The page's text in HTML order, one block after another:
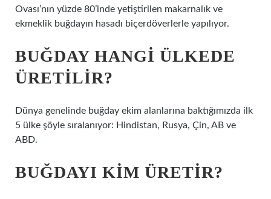
Ovası’nın yüzde 80’inde yetiştirilen makarnalık ve
ekmeklik buğdayın hasadı biçerdöverlerle yapılıyor.
BUĞDAY HANGI ÜLKEDE
ÜRETILIR?
Dünya genelinde buğday ekim alanlarına baktığımızda ilk
5 ülke şöyle sıralanıyor: Hindistan, Rusya, Çin, AB ve
ABD.
BUĞDAYI KIM ÜRETIR?